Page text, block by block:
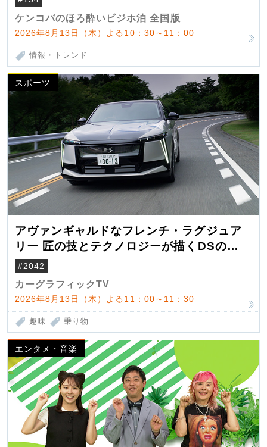
ケンコバのほろ酔いビジホ泊 全国版
2026年8月13日（木）よる10：30～11：00
情報・トレンド
スポーツ
アヴァンギャルドなフレンチ・ラグジュア
リー 匠の技とテクノロジーが描くDSの世
界観
#2042
カーグラフィックTV
2026年8月13日（木）よる11：00～11：30
趣味 乗り物
エンタメ・音楽